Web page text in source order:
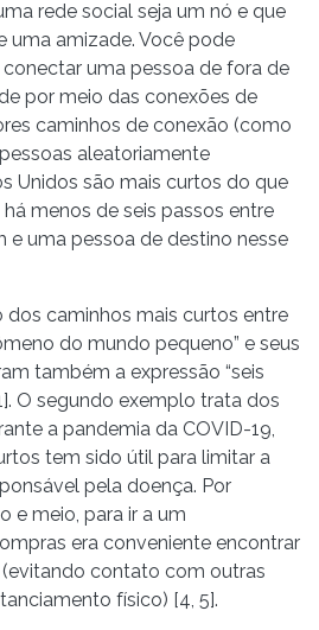
rede social seja um nó e que
uma amizade. Você pode
uma pessoa de fora de
por meio das conexões de
caminhos de conexão (como
aleatoriamente
Unidos são mais curtos do que
menos de seis passos entre
e uma pessoa de destino nesse
caminhos mais curtos entre
do mundo pequeno” e seus
também a expressão “seis
O segundo exemplo trata dos
a pandemia da COVID-19,
tem sido útil para limitar a
pela doença. Por
e meio, para ir a um
era conveniente encontrar
contato com outras
físico) [4, 5].